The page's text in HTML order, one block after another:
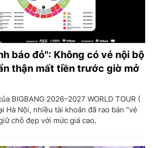
báo đỏ": Không có vé nội bộ
thận mất tiền trước giờ mở
BIGBANG 2026–2027 WORLD TOUR (
Hà Nội, nhiều tài khoản đã rao bán "vé
chỗ đẹp với mức giá cao.